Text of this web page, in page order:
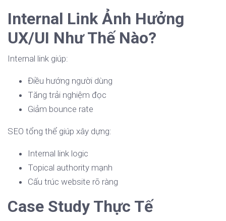
Internal Link Ảnh Hưởng
UX/UI Như Thế Nào?
Internal link giúp:
Điều hướng người dùng
Tăng trải nghiệm đọc
Giảm bounce rate
SEO tổng thể giúp xây dựng:
Internal link logic
Topical authority mạnh
Cấu trúc website rõ ràng
Case Study Thực Tế